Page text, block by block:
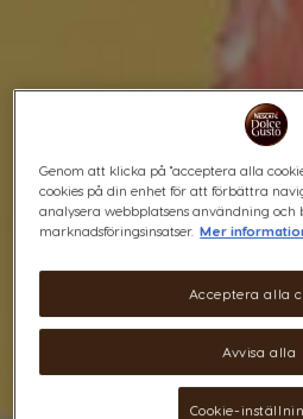
Genom att klicka på "acceptera alla
cookies på din enhet för att förbättra
analysera webbplatsens användning och
marknadsföringsinsatser. Mer
Avvisa alla
Acceptera alla
Cookie-